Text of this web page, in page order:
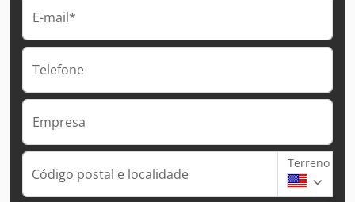
E-mail*
Telefone
Empresa
Código postal e localidade
Terreno